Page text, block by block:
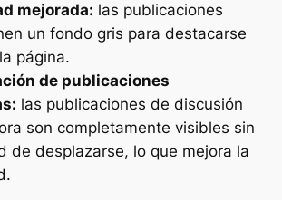
mejorada: las publicaciones
un fondo gris para destacarse
página.
de publicaciones
las publicaciones de discusión
son completamente visibles sin
de desplazarse, lo que mejora la